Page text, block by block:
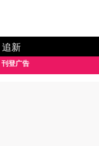
追新
刊登广告